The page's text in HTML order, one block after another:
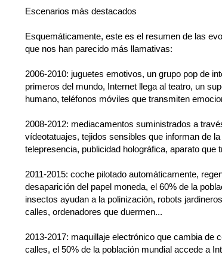
Escenarios más destacados
Esquemáticamente, este es el resumen de las
que nos han parecido más llamativas:
2006-2010: juguetes emotivos, un grupo pop de
primeros del mundo, Internet llega al teatro, un
humano, teléfonos móviles que transmiten
2008-2012: mediacamentos suministrados a
vídeotatuajes, tejidos sensibles que informan de
telepresencia, publicidad holográfica, aparato
2011-2015: coche pilotado automáticamente,
desaparición del papel moneda, el 60% de la
insectos ayudan a la polinización, robots
calles, ordenadores que duermen...
2013-2017: maquillaje electrónico que cambia de
calles, el 50% de la población mundial accede a